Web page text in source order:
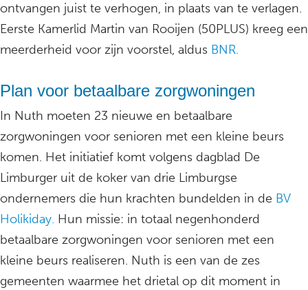
ontvangen juist te verhogen, in plaats van te verlagen.
Eerste Kamerlid Martin van Rooijen (50PLUS) kreeg een
meerderheid voor zijn voorstel, aldus BNR.
Plan voor betaalbare zorgwoningen
In Nuth moeten 23 nieuwe en betaalbare
zorgwoningen voor senioren met een kleine beurs
komen. Het initiatief komt volgens dagblad De
Limburger uit de koker van drie Limburgse
ondernemers die hun krachten bundelden in de BV
Holikiday. Hun missie: in totaal negenhonderd
betaalbare zorgwoningen voor senioren met een
kleine beurs realiseren. Nuth is een van de zes
gemeenten waarmee het drietal op dit moment in